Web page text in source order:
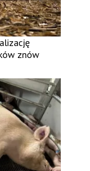
znów